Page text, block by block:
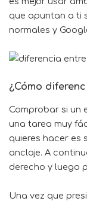
que apuntan a ti
normales y
¿Cómo
Comprobar si un
una tarea muy
quieres hacer es
anclaje. A
derecho y luego
Una vez que